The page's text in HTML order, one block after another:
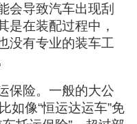
会导致汽车出现刮
是在装配过程中，
没有专业的装车工
保险。一般的大公
如像“恒运达运车”免